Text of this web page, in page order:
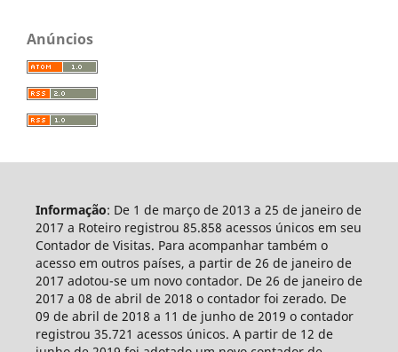
Anúncios
Informação: De 1 de março de 2013 a 25 de janeiro de
2017 a Roteiro registrou 85.858 acessos únicos em seu
Contador de Visitas. Para acompanhar também o
acesso em outros países, a partir de 26 de janeiro de
2017 adotou-se um novo contador. De 26 de janeiro de
2017 a 08 de abril de 2018 o contador foi zerado. De
09 de abril de 2018 a 11 de junho de 2019 o contador
registrou 35.721 acessos únicos. A partir de 12 de